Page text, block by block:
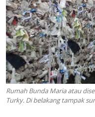
Rumah Bunda Maria atau
Turky. Di belakang tampak